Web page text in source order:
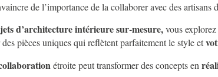
de l’importance de la collaborer avec des artisans
d’architecture intérieure sur-mesure,vous
pièces uniques qui reflètent parfaitement le style et
étroite peut transformer des concepts en